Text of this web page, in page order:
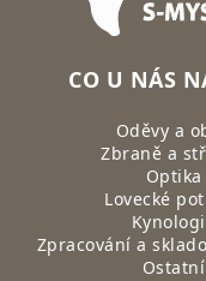
CO U NÁS
Oděvy a
Zbraně a
Optika
Lovecké
Zpracování a
Ostatní